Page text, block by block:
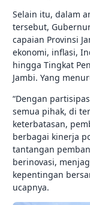
Selain itu, dalam
tersebut,
capaian Provinsi
ekonomi, inflasi,
hingga Tingkat
Jambi. Yang
“Dengan
semua pihak, di
keterbatasan,
berbagai kinerja
tantangan
berinovasi,
kepentingan
ucapnya.